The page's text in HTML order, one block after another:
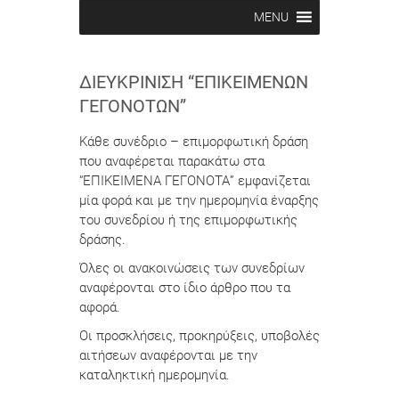
MENU
ΔΙΕΥΚΡΊΝΙΣΗ “ΕΠΙΚΕΊΜΕΝΩΝ
ΓΕΓΟΝΌΤΩΝ”
Κάθε συνέδριο – επιμορφωτική δράση
που αναφέρεται παρακάτω στα
“ΕΠΙΚΕΙΜΕΝΑ ΓΕΓΟΝΟΤΑ” εμφανίζεται
μία φορά και με την ημερομηνία έναρξης
του συνεδρίου ή της επιμορφωτικής
δράσης.
Όλες οι ανακοινώσεις των συνεδρίων
αναφέρονται στο ίδιο άρθρο που τα
αφορά.
Οι προσκλήσεις, προκηρύξεις, υποβολές
αιτήσεων αναφέρονται με την
καταληκτική ημερομηνία.